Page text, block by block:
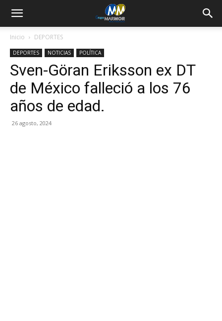
Inicio DEPORTES
DEPORTES NOTICIAS POLÍTICA
Sven-Göran Eriksson ex DT
de México falleció a los 76
años de edad.
26 agosto, 2024